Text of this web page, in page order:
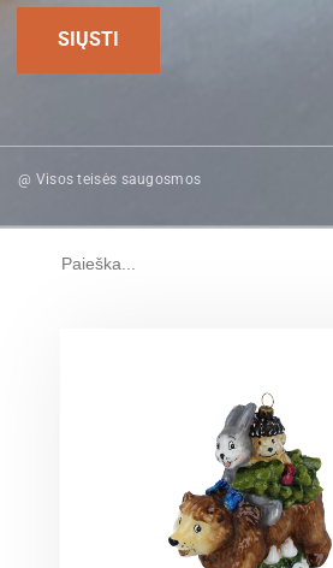
@ Visos teisės saugosmos